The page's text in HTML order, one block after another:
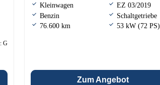
Kleinwagen
Benzin
76.600 km
EZ 03/2019
Schaltgetriebe
53 kW (72 PS)
Zum Angebot